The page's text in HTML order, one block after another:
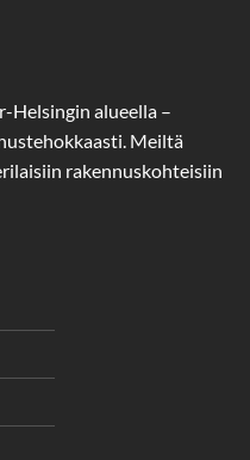
Helsingin alueella –
Meiltä
rakennuskohteisiin